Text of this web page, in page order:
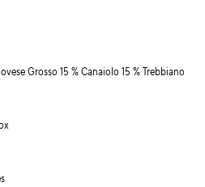
Grosso 15 % Canaiolo 15 % Trebbiano